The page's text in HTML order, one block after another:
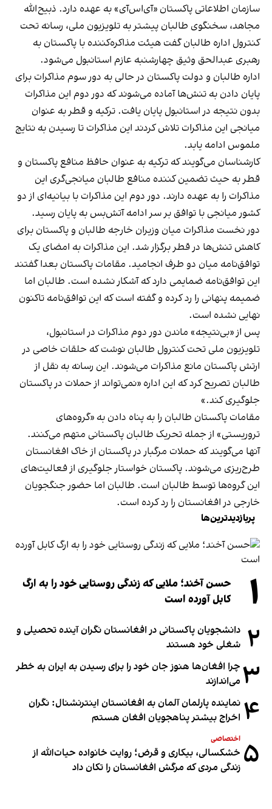
سازمان اطلاعاتی پاکستان «آی‌اس‌آی» به عهده دارد. ذبیح‌الله
مجاهد، سخنگوی طالبان پیشتر به تلویزیون ملی، رسانه تحت
کنترول اداره طالبان گفت هیئت مذاکره‌کننده با پاکستان به
رهبری عبدالحق وثیق چهارشنبه عازم استانبول می‌شود.
اداره طالبان و دولت پاکستان در حالی به دور سوم مذاکرات برای
پایان دادن به تنش‌ها آماده می‌شوند که دور دوم این مذاکرات
بدون نتیجه در استانبول پایان یافت. ترکیه و قطر به عنوان
میانجی این مذاکرات تلاش کردند این مذاکرات تا رسیدن به نتایج
ملموس ادامه یابد.
کارشناسان می‌گویند که ترکیه به عنوان حافظ منافع پاکستان و
قطر به حیث تضمین کننده منافع طالبان میانجی‌گری این
مذاکرات را به عهده دارند. دور دوم این مذاکرات با بیانیه‌ای از دو
کشور میانجی با توافق بر سر ادامه آتش‌بس به پایان رسید.
دور نخست مذاکرات میان وزیران خارجه طالبان و پاکستان برای
کاهش تنش‌ها در قطر برگزار شد. این مذاکرات به امضای یک
توافق‌نامه میان دو طرف انجامید. مقامات پاکستان بعدا گفتند
این توافق‌نامه ضمایمی دارد که آشکار نشده است. طالبان اما
ضمیمه پنهانی را رد کرده و گفته است که این توافق‌نامه تاکنون
نهایی نشده است.
پس از «بی‌نتیجه» ماندن دور دوم مذاکرات در استانبول،
تلویزیون ملی تحت کنترول طالبان نوشت که حلقات خاصی در
ارتش پاکستان مانع مذاکرات می‌شوند. این رسانه به نقل از
طالبان تصریح کرد که این اداره «نمی‌تواند از حملات در پاکستان
جلوگیری کند.»
مقامات پاکستان طالبان را به پناه دادن به «گروه‌های
تروریستی» از جمله تحریک طالبان پاکستانی متهم می‌کنند.
آنها می‌گویند که حملات مرگبار در پاکستان از خاک افغانستان
طرح‌ریزی می‌شوند. پاکستان خواستار جلوگیری از فعالیت‌های
این گروه‌ها توسط طالبان است. طالبان اما حضور جنگجویان
خارجی در افغانستان را رد کرده است.
پربازدیدترین‌ها
۱
حسن آخند؛ ملایی که زندگی روستایی خود را به ارگ
کابل آورده است
۲ دانشجویان پاکستانی در افغانستان نگران آینده تحصیلی و
شغلی خود هستند
۳ چرا افغان‌ها هنوز جان خود را برای رسیدن به ایران به خطر
می‌اندازند
۴ نماینده پارلمان آلمان به افغانستان اینترنشنال: نگران
اخراج بیشتر پناهجویان افغان هستم
۵ اختصاصی
خشکسالی، بیکاری و قرض؛ روایت خانواده حیات‌الله از
زندگی مردی که مرگش افغانستان را تکان داد